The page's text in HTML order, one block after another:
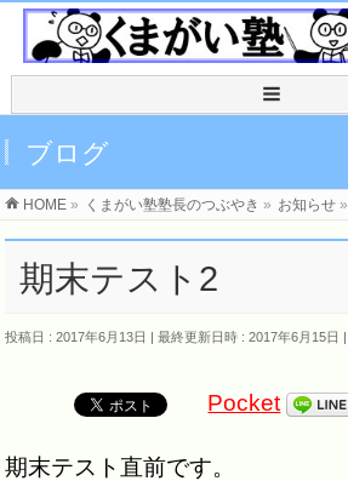
ブログ
HOME » くまがい塾塾長のつぶやき » お知らせ »
期末テスト2
投稿日 : 2017年6月13日 最終更新日時 : 2017年6月15日
Pocket
期末テスト直前です。